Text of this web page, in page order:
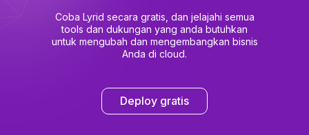
Coba Lyrid secara gratis, dan jelajahi semua
tools dan dukungan yang anda butuhkan
untuk mengubah dan mengembangkan bisnis
Anda di cloud.
Deploy gratis